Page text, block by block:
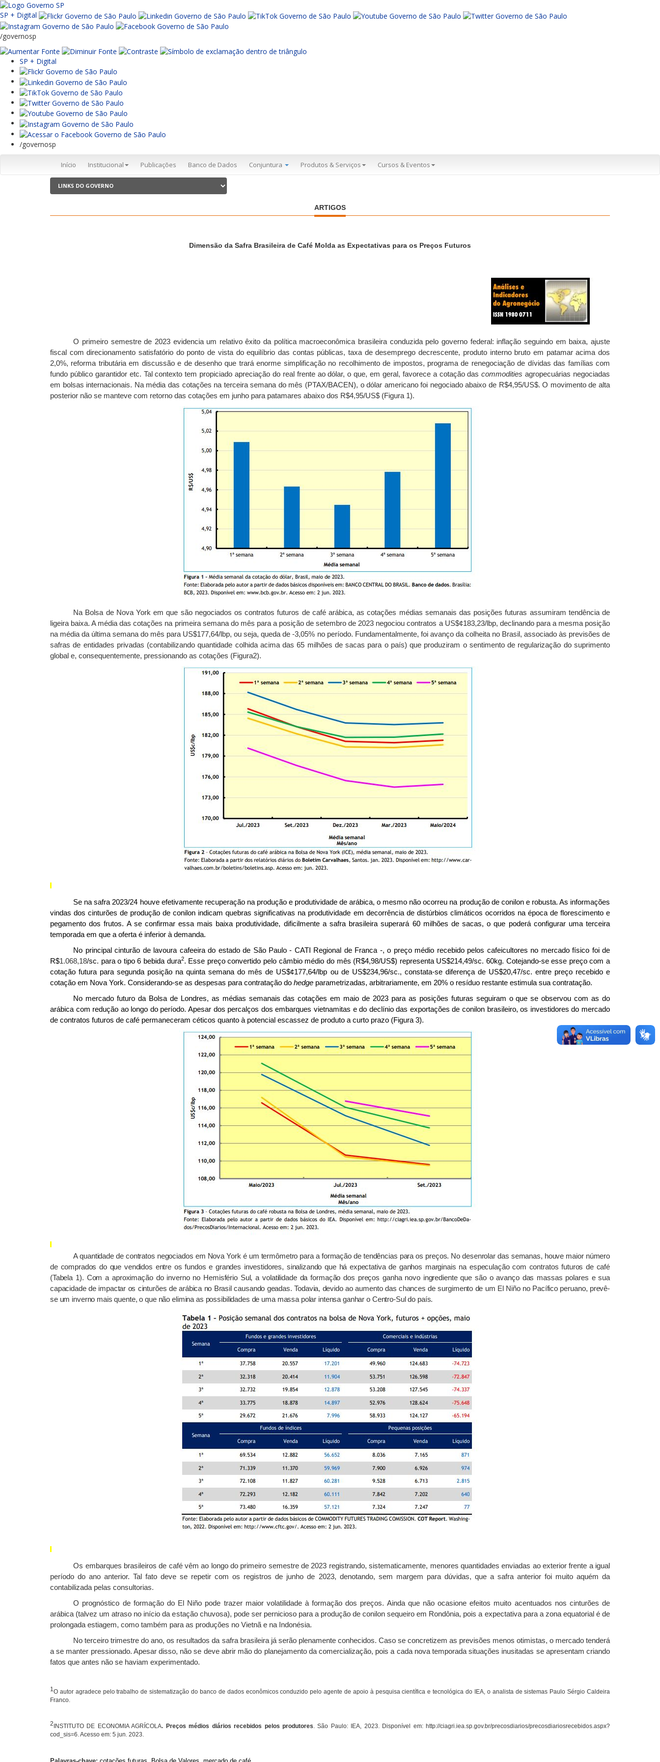
SP + Digital
/governosp
SP + Digital
/governosp
Início Institucional Publicações Banco de Dados Conjuntura Produtos & Serviços Cursos & Eventos
ARTIGOS
Dimensão da Safra Brasileira de Café Molda as Expectativas para os Preços Futuros
O primeiro semestre de 2023 evidencia um relativo êxito da política macroeconômica brasileira conduzida pelo governo federal: inflação seguindo em baixa, ajuste
fiscal com direcionamento satisfatório do ponto de vista do equilíbrio das contas públicas, taxa de desemprego decrescente, produto interno bruto em patamar acima dos
2,0%, reforma tributária em discussão e de desenho que trará enorme simplificação no recolhimento de impostos, programa de renegociação de dívidas das famílias com
fundo público garantidor etc. Tal contexto tem propiciado apreciação do real frente ao dólar, o que, em geral, favorece a cotação dascommodities agropecuárias negociadas
em bolsas internacionais. Na média das cotações na terceira semana do mês (PTAX/BACEN), o dólar americano foi negociado abaixo de R$4,95/US$. O movimento de alta
posterior não se manteve com retorno das cotações em junho para patamares abaixo dos R$4,95/US$ (Figura 1).
Na Bolsa de Nova York em que são negociados os contratos futuros de café arábica, as cotações médias semanais das posições futuras assumiram tendência de
ligeira baixa. A média das cotações na primeira semana do mês para a posição de setembro de 2023 negociou contratos a US$¢183,23/lbp, declinando para a mesma posição
na média da última semana do mês para US$177,64/lbp, ou seja, queda de -3,05% no período. Fundamentalmente, foi avanço da colheita no Brasil, associado às previsões de
safras de entidades privadas (contabilizando quantidade colhida acima das 65 milhões de sacas para o país) que produziram o sentimento de regularização do suprimento
global e, consequentemente, pressionando as cotações (Figura2).
Se na safra 2023/24 houve efetivamente recuperação na produção e produtividade de arábica, o mesmo não ocorreu na produção de conilon e robusta. As informações
vindas dos cinturões de produção de conilon indicam quebras significativas na produtividade em decorrência de distúrbios climáticos ocorridos na época de florescimento e
pegamento dos frutos. A se confirmar essa mais baixa produtividade, dificilmente a safra brasileira superará 60 milhões de sacas, o que poderá configurar uma terceira
temporada em que a oferta é inferior à demanda.
No principal cinturão de lavoura cafeeira do estado de São Paulo - CATI Regional de Franca -, o preço médio recebido pelos cafeicultores no mercado físico foi de
R$1.068,18/sc. para o tipo 6 bebida dura2. Esse preço convertido pelo câmbio médio do mês (R$4,98/US$) representa US$214,49/sc. 60kg. Cotejando-se esse preço com a
cotação futura para segunda posição na quinta semana do mês de US$¢177,64/lbp ou de US$234,96/sc., constata-se diferença de US$20,47/sc. entre preço recebido e
cotação em Nova York. Considerando-se as despesas para contratação do hedge parametrizadas, arbitrariamente, em 20% o resíduo restante estimula sua contratação.
No mercado futuro da Bolsa de Londres, as médias semanais das cotações em maio de 2023 para as posições futuras seguiram o que se observou com as do
arábica com redução ao longo do período. Apesar dos percalços dos embarques vietnamitas e do declínio das exportações de conilon brasileiro, os investidores do mercado
de contratos futuros de café permaneceram céticos quanto à potencial escassez de produto a curto prazo (Figura 3).
A quantidade de contratos negociados em Nova York é um termômetro para a formação de tendências para os preços. No desenrolar das semanas, houve maior número
de comprados do que vendidos entre os fundos e grandes investidores, sinalizando que há expectativa de ganhos marginais na especulação com contratos futuros de café
(Tabela 1). Com a aproximação do inverno no Hemisfério Sul, a volatilidade da formação dos preços ganha novo ingrediente que são o avanço das massas polares e sua
capacidade de impactar os cinturões de arábica no Brasil causando geadas. Todavia, devido ao aumento das chances de surgimento de um El Niño no Pacífico peruano, prevê-
se um inverno mais quente, o que não elimina as possibilidades de uma massa polar intensa ganhar o Centro-Sul do país.
Os embarques brasileiros de café vêm ao longo do primeiro semestre de 2023 registrando, sistematicamente, menores quantidades enviadas ao exterior frente a igual
período do ano anterior. Tal fato deve se repetir com os registros de junho de 2023, denotando, sem margem para dúvidas, que a safra anterior foi muito aquém da
contabilizada pelas consultorias.
O prognóstico de formação do El Niño pode trazer maior volatilidade à formação dos preços. Ainda que não ocasione efeitos muito acentuados nos cinturões de
arábica (talvez um atraso no início da estação chuvosa), pode ser pernicioso para a produção de conilon sequeiro em Rondônia, pois a expectativa para a zona equatorial é de
prolongada estiagem, como também para as produções no Vietnã e na Indonésia.
No terceiro trimestre do ano, os resultados da safra brasileira já serão plenamente conhecidos. Caso se concretizem as previsões menos otimistas, o mercado tenderá
a se manter pressionado. Apesar disso, não se deve abrir mão do planejamento da comercialização, pois a cada nova temporada situações inusitadas se apresentam criando
fatos que antes não se haviam experimentado.
1 O autor agradece pelo trabalho de sistematização do banco de dados econômicos conduzido pelo agente de apoio à pesquisa científica e tecnológica do IEA, o analista de sistemas Paulo Sérgio Caldeira
Franco.
2INSTITUTO DE ECONOMIA AGRÍCOLA. Preços médios diários recebidos pelos produtores . São Paulo: IEA, 2023. Disponível em: http://ciagri.iea.sp.gov.br/precosdiarios/precosdiariosrecebidos.aspx?
cod_sis=6. Acesso em: 5 jun. 2023.